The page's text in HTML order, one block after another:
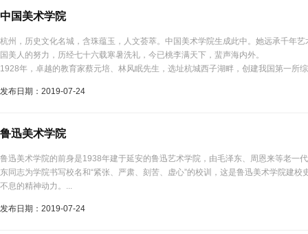
中国美术学院
杭州，历史文化名城，含珠蕴玉，人文荟萃。中国美术学院生成此中。她远承千年
国美人的努力，历经七十六载寒暑洗礼，今已桃李满天下，蜚声海内外。
1928年，卓越的教育家蔡元培、林风眠先生，选址杭城西子湖畔，创建我国第一
艺术院。1929年，国立杭州艺术专科学校。1938年，国立艺术专科学校。1950年
发布日期：2019-07-24
鲁迅美术学院
鲁迅美术学院的前身是1938年建于延安的鲁迅艺术学院，由毛泽东、周恩来等老一
东同志为学院书写校名和“紧张、严肃、刻苦、虚心”的校训，这是鲁迅美术学院建
不息的精神动力。...
发布日期：2019-07-24